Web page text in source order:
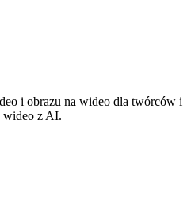
i obrazu na wideo dla twórców i
wideo z AI.